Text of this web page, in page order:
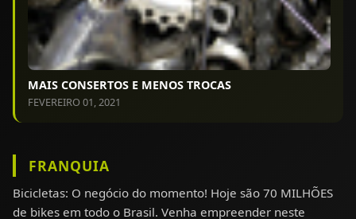
MAIS CONSERTOS E MENOS TROCAS
FEVEREIRO 01, 2021
FRANQUIA
Bicicletas: O negócio do momento! Hoje são 70 MILHÕES
de bikes em todo o Brasil. Venha empreender neste